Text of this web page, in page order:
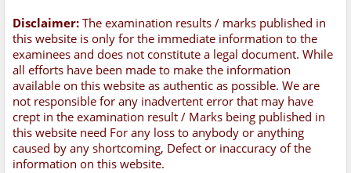
Disclaimer: The examination results / marks published in
this website is only for the immediate information to the
examinees and does not constitute a legal document. While
all efforts have been made to make the information
available on this website as authentic as possible. We are
not responsible for any inadvertent error that may have
crept in the examination result / Marks being published in
this website need For any loss to anybody or anything
caused by any shortcoming, Defect or inaccuracy of the
information on this website.